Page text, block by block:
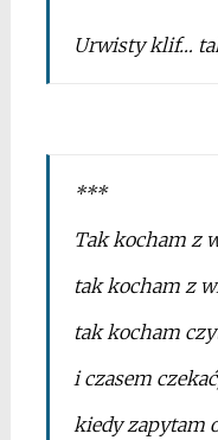
Urwisty klif…
***
Tak kocham z
tak kocham z
tak kocham
i czasem
kiedy zapytam